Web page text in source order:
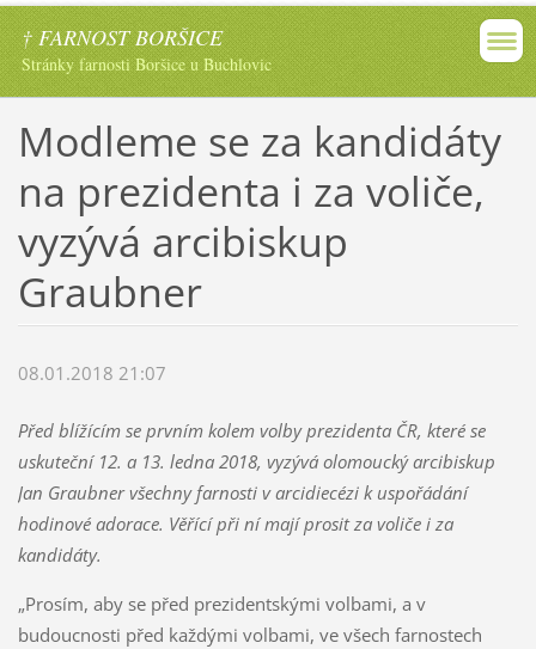
† FARNOST BORŠICE
Stránky farnosti Boršice u Buchlovic
Modleme se za kandidáty
na prezidenta i za voliče,
vyzývá arcibiskup
Graubner
08.01.2018 21:07
Před blížícím se prvním kolem volby prezidenta ČR, které se
uskuteční 12. a 13. ledna 2018, vyzývá olomoucký arcibiskup
Jan Graubner všechny farnosti v arcidiecézi k uspořádání
hodinové adorace. Věřící při ní mají prosit za voliče i za
kandidáty.
„Prosím, aby se před prezidentskými volbami, a v
budoucnosti před každými volbami, ve všech farnostech